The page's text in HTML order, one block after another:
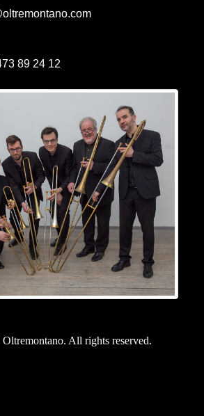
89 24 12
All rights reserved.